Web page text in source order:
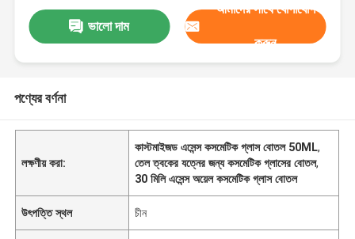
ভালো দাম
আমাদের সাথে যোগাযোগ
করুন
পণ্যের বর্ণনা
লক্ষণীয় করা:
কাস্টমাইজড এসেন্স কসমেটিক গ্লাস বোতল 50ML,
তেল ত্বকের যত্নের জন্য কসমেটিক গ্লাসের বোতল,
30 মিলি এসেন্স অয়েল কসমেটিক গ্লাস বোতল
উৎপত্তি স্থল চীন